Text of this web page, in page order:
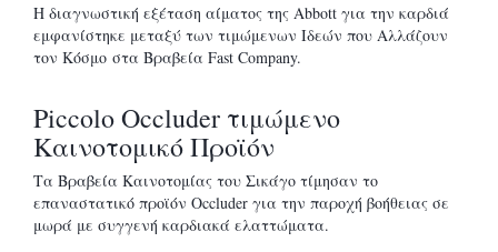
Η διαγνωστική εξέταση αίματος της Abbott για την καρδιά
εμφανίστηκε μεταξύ των τιμώμενων Ιδεών που Αλλάζουν
τον Κόσμο στα Βραβεία Fast Company.
Piccolo Occluder τιμώμενο
Καινοτομικό Προϊόν
Τα Βραβεία Καινοτομίας του Σικάγο τίμησαν το
επαναστατικό προϊόν Occluder για την παροχή βοήθειας σε
μωρά με συγγενή καρδιακά ελαττώματα.